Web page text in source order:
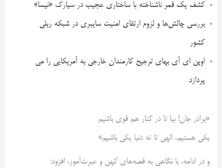
کشف یک قمر ناشناخته با ساختاری عجیب در سیارک «نیسا»
بررسی چالش‌ها و لزوم ارتقای امنیت سایبری در شبکه ریلی
کشور
اوپن ای آی بهای ترجیح کارمندان خارجی به آمریکایی را می
پردازد
«برادر جان! بیا تا در کنار هم قوی باشیم
یکی هستیم، الهی تا ته دنیا یکی باشیم»
و در ادامه، با نگاهی به قصه‌های کهن و عبرت‌آموز، افزود: